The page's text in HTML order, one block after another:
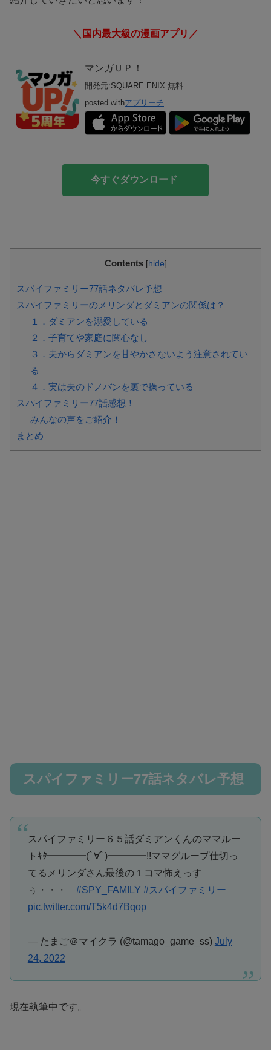
＼国内最大級の漫画アプリ／
マンガＵＰ！
開発元:SQUARE ENIX 無料
posted withアプリーチ
今すぐダウンロード
Contents [hide]
スパイファミリー77話ネタバレ予想
スパイファミリーのメリンダとダミアンの関係は？
１．ダミアンを溺愛している
２．子育てや家庭に関心なし
３．夫からダミアンを甘やかさないよう注意されてい
る
４．実は夫のドノバンを裏で操っている
スパイファミリー77話感想！
みんなの声をご紹介！
まとめ
スパイファミリー77話ネタバレ予想
スパイファミリー６５話ダミアンくんのママルー
トｷﾀ━━━━(ﾟ∀ﾟ)━━━━!!ママグループ仕切っ
てるメリンダさん最後の１コマ怖えっす
ぅ・・・ #SPY_FAMILY #スパイファミリー
pic.twitter.com/T5k4d7Bqop
— たまご＠マイクラ (@tamago_game_ss) July
24, 2022
現在執筆中です。